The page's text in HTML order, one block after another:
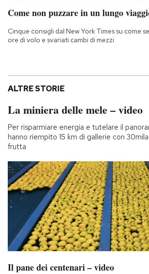
Come non puzzare in un lungo
Cinque consigli dal New York Times su come
ore di volo e svariati cambi di mezzi
ALTRE STORIE
La miniera delle mele – video
Per risparmiare energia e tutelare il
hanno riempito 15 km di gallerie con
frutta
Il pane dei centenari – video